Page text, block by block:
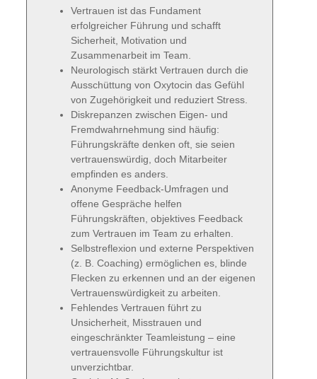
Vertrauen ist das Fundament erfolgreicher
Führung und schafft Sicherheit, Motivation
und Zusammenarbeit im Team.
Neurologisch stärkt Vertrauen durch die
Ausschüttung von Oxytocin das Gefühl von
Zugehörigkeit und reduziert Stress.
Diskrepanzen zwischen Eigen- und
Fremdwahrnehmung sind häufig:
Führungskräfte denken oft, sie seien
vertrauenswürdig, doch Mitarbeiter
empfinden es anders.
Anonyme Feedback-Umfragen und offene
Gespräche helfen Führungskräften,
objektives Feedback zum Vertrauen im Team
zu erhalten.
Selbstreflexion und externe Perspektiven (z.
B. Coaching) ermöglichen es, blinde Flecken
zu erkennen und an der eigenen
Vertrauenswürdigkeit zu arbeiten.
Fehlendes Vertrauen führt zu Unsicherheit,
Misstrauen und eingeschränkter
Teamleistung – eine vertrauensvolle
Führungskultur ist unverzichtbar.
Gezielte Maßnahmen wie transparente
Kommunikation, Wertschätzung und